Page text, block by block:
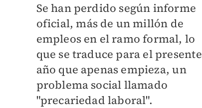
Se han perdido según informe
oficial, más de un millón de
empleos en el ramo formal, lo
que se traduce para el presente
año que apenas empieza, un
problema social llamado
"precariedad laboral".